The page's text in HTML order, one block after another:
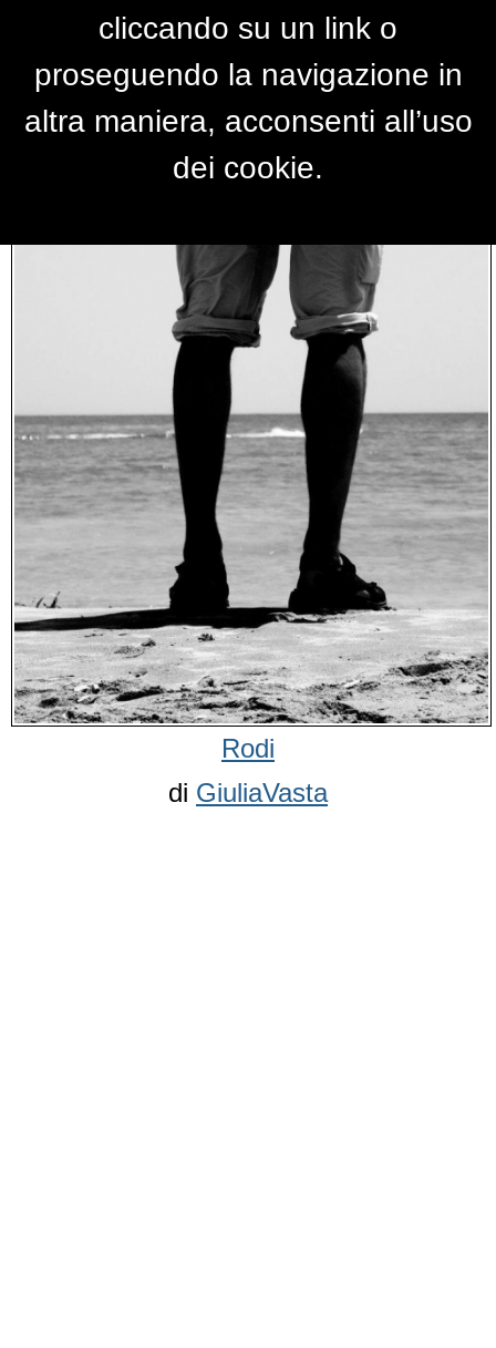
Rodi
di GiuliaVasta
cliccando su un link o
proseguendo la navigazione in
altra maniera, acconsenti all’uso
dei cookie.